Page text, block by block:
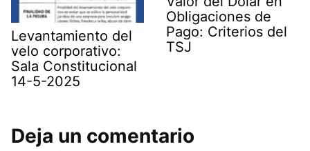
Levantamiento del
velo corporativo:
Sala Constitucional
14-5-2025
Obligaciones de
Pago: Criterios del
TSJ
Deja un comentario